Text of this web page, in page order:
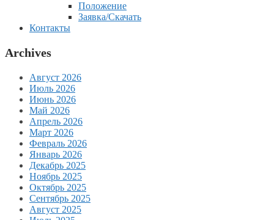
Положение
Заявка/Скачать
Контакты
Archives
Август 2026
Июль 2026
Июнь 2026
Май 2026
Апрель 2026
Март 2026
Февраль 2026
Январь 2026
Декабрь 2025
Ноябрь 2025
Октябрь 2025
Сентябрь 2025
Август 2025